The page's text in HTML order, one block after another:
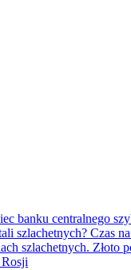
banku centralnego
szlachetnych? Czas
szlachetnych. Złoto